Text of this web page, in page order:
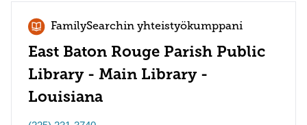
FamilySearchin yhteistyökumppani
East Baton Rouge Parish Public
Library - Main Library -
Louisiana